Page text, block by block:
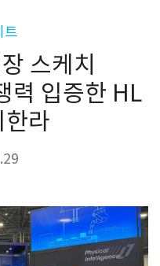
트
스케치
력 입증한 HL
한라